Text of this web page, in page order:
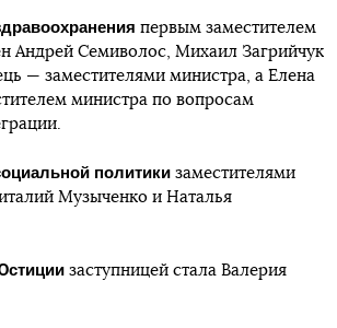
первым заместителем
Андрей Семиволос, Михаил Загрийчук
— заместителями министра, а Елена
министра по вопросам
политики заместителями
Музыченко и Наталья
заступницей стала Валерия